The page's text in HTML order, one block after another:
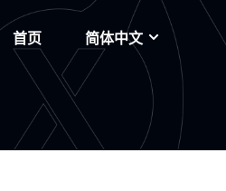
首页 简体中文